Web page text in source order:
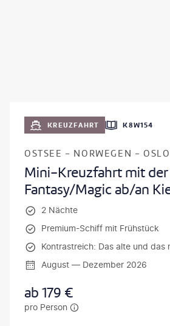
KREUZFAHRT K8W154
OSTSEE - NORWEGEN - OSLO
Mini-Kreuzfahrt mit
Fantasy/Magic ab/an
2 Nächte
Premium-Schiff mit Frühstück
Kontrastreich: Das alte und das
August — Dezember 2026
ab179 €
pro Person